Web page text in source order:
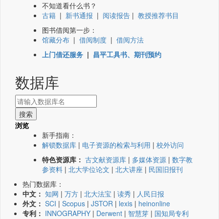
不知道看什么书？
古籍 | 新书通报 | 阅读报告 | 教授推荐书目
图书借阅第一步：
馆藏分布 | 借阅制度 | 借阅方法
上门借还服务 | 昌平工具书、期刊预约
数据库
浏览
新手指南：
解锁数据库 | 电子资源的检索与利用 | 校外访问
特色资源库： 古文献资源库 | 多媒体资源 | 数字教
参资料 | 北大学位论文 | 北大讲座 | 民国旧报刊
热门数据库：
中文： 知网 | 万方 | 北大法宝 | 读秀 | 人民日报
外文： SCI | Scopus | JSTOR | lexis | heinonline
专利： INNOGRAPHY | Derwent | 智慧芽 | 国知局专利